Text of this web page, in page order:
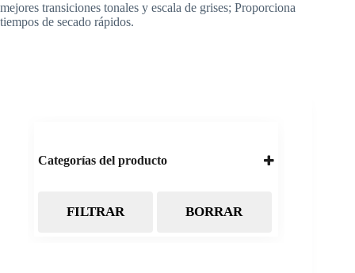
mejores transiciones tonales y escala de grises; Proporciona
tiempos de secado rápidos.
Categorías del producto
Almacenamiento
FILTRAR BORRAR